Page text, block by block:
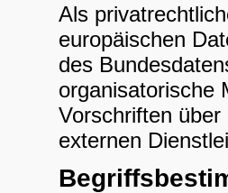
Als
europäischen
des
organisatorische
Vorschriften
externen